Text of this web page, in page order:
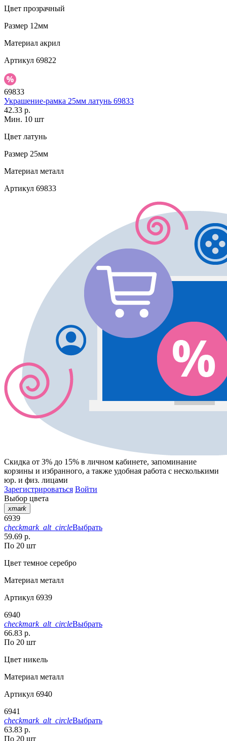
Цвет прозрачный
Размер 12мм
Материал акрил
Артикул 69822
69833
Украшение-рамка 25мм латунь 69833
42.33 р.
Мин. 10 шт
Цвет латунь
Размер 25мм
Материал металл
Артикул 69833
Скидка от 3% до 15% в личном кабинете, запоминание
корзины и избранного, а также удобная работа с несколькими
юр. и физ. лицами
Зарегистрироваться Войти
Выбор цвета
xmark
6939
checkmark_alt_circleВыбрать
59.69 р.
По 20 шт
Цвет темное серебро
Материал металл
Артикул 6939
6940
checkmark_alt_circleВыбрать
66.83 р.
По 20 шт
Цвет никель
Материал металл
Артикул 6940
6941
checkmark_alt_circleВыбрать
63.83 р.
По 20 шт